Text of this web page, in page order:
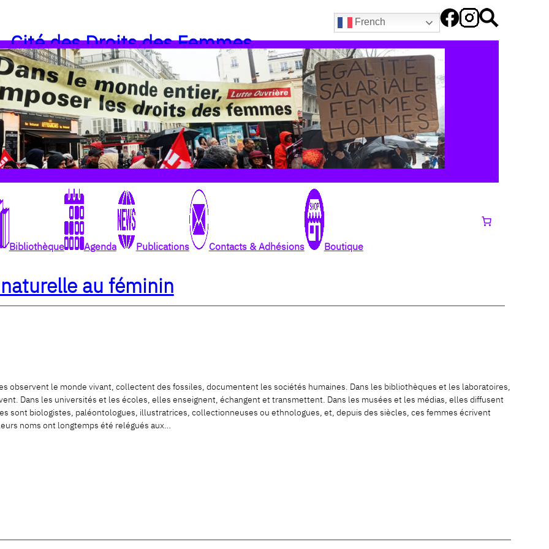
French
Cité des Droits des Femmes
Bibliothèque Agenda Publications Contacts & Adhésions Boutique
au féminin
observent le monde vivant, collectent des fossiles, documentent les sociétés humaines. Dans les bibliothèques et les laboratoires,
Dans les universités et les écoles, elles enseignent, échangent et transmettent. Dans les musées et les médias, elles diffusent
sont biologistes, paléontologues, illustratrices, collectionneuses ou ethnologues, et, depuis des siècles, ces femmes écrivent
noms ont longtemps été relégués aux…